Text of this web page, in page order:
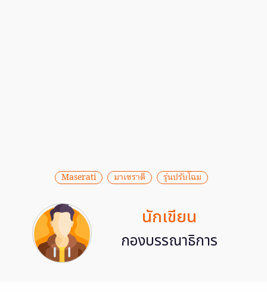
Maserati มาเซราติ รุ่นปรับโฉม
นักเขียน
กองบรรณาธิการ